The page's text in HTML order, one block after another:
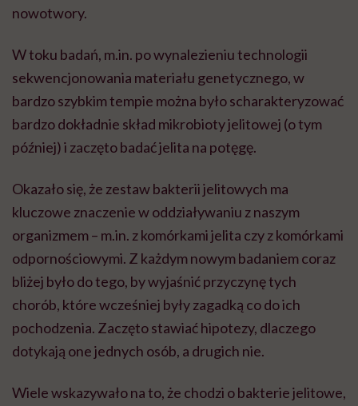
nowotwory.
W toku badań, m.in. po wynalezieniu technologii
sekwencjonowania materiału genetycznego, w
bardzo szybkim tempie można było scharakteryzować
bardzo dokładnie skład mikrobioty jelitowej (o tym
później) i zaczęto badać jelita na potęgę.
Okazało się, że zestaw bakterii jelitowych ma
kluczowe znaczenie w oddziaływaniu z naszym
organizmem – m.in. z komórkami jelita czy z komórkami
odpornościowymi. Z każdym nowym badaniem coraz
bliżej było do tego, by wyjaśnić przyczynę tych
chorób, które wcześniej były zagadką co do ich
pochodzenia. Zaczęto stawiać hipotezy, dlaczego
dotykają one jednych osób, a drugich nie.
Wiele wskazywało na to, że chodzi o bakterie jelitowe,